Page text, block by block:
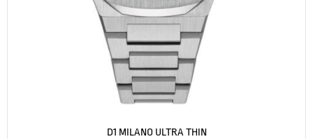
D1 MILANO ULTRA THIN